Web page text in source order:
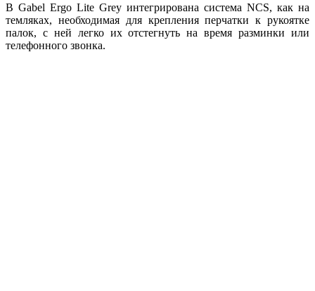
В Gabel Ergo Lite Grey интегрирована система NCS, как на
темляках, необходимая для крепления перчатки к рукоятке
палок, с ней легко их отстегнуть на время разминки или
телефонного звонка.